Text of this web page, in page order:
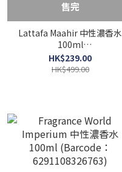
售完
Lattafa Maahir 中性濃香水
100ml
(Barcode:6291107456744)
HK$239.00
HK$499.00